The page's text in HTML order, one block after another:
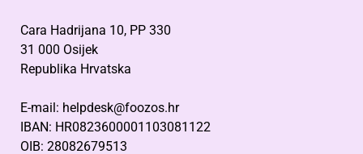
Cara Hadrijana 10, PP 330
31 000 Osijek
Republika Hrvatska
E-mail: helpdesk@foozos.hr
IBAN: HR0823600001103081122
OIB: 28082679513